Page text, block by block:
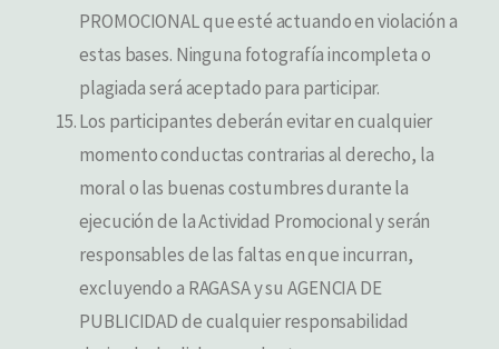
PROMOCIONAL que esté actuando en violación a
estas bases. Ninguna fotografía incompleta o
plagiada será aceptado para participar.
Los participantes deberán evitar en cualquier
momento conductas contrarias al derecho, la
moral o las buenas costumbres durante la
ejecución de la Actividad Promocional y serán
responsables de las faltas en que incurran,
excluyendo a RAGASA y su AGENCIA DE
PUBLICIDAD de cualquier responsabilidad